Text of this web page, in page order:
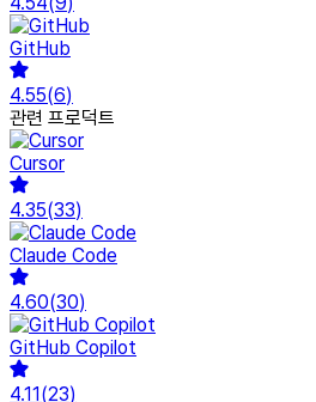
GitHub
4.55(6)
관련 프로덕트
Cursor
4.35(33)
Claude Code
4.60(30)
GitHub Copilot
4.11(23)